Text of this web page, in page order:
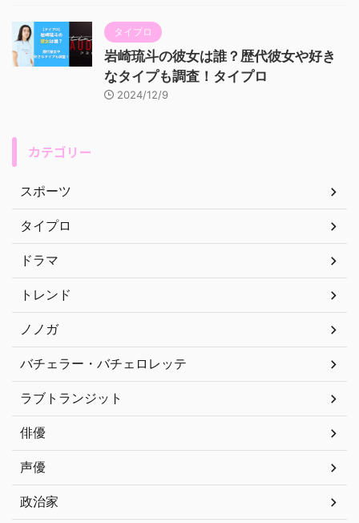
タイプロ
岩崎琉斗の彼女は誰？歴代彼女や好き
なタイプも調査！タイプロ
2024/12/9
カテゴリー
スポーツ
タイプロ
ドラマ
トレンド
ノノガ
バチェラー・バチェロレッテ
ラブトランジット
俳優
声優
政治家